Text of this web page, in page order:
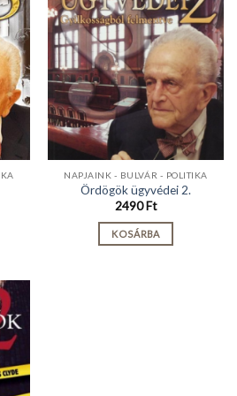
NAPJAINK - BULVÁR - POLITIKA
Ördögök ügyvédei 2.
2490Ft
KOSÁRBA